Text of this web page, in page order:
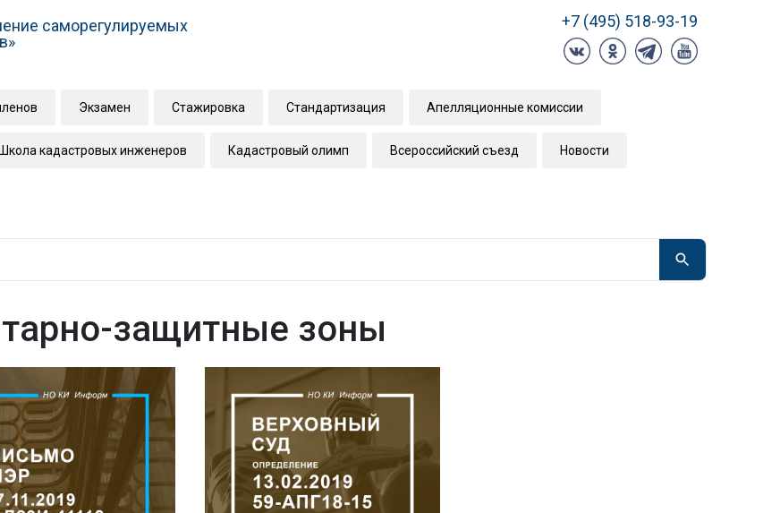
саморегулируемых
+7 (495) 518-93-19
Экзамен Стажировка Стандартизация Апелляционные комиссии
Школа кадастровых инженеров Кадастровый олимп Всероссийский съезд Новости
защитные зоны